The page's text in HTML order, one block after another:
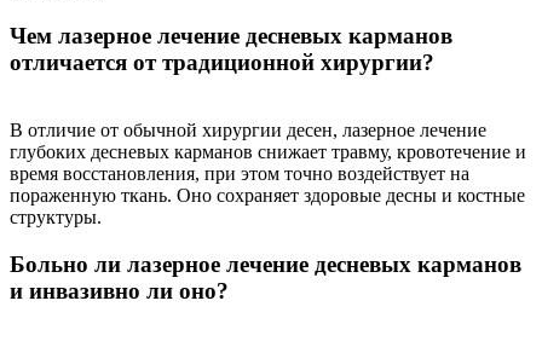
Чем лазерное лечение десневых карманов
отличается от традиционной хирургии?
В отличие от обычной хирургии десен, лазерное лечение
глубоких десневых карманов снижает травму, кровотечение и
время восстановления, при этом точно воздействует на
пораженную ткань. Оно сохраняет здоровые десны и костные
структуры.
Больно ли лазерное лечение десневых карманов
и инвазивно ли оно?